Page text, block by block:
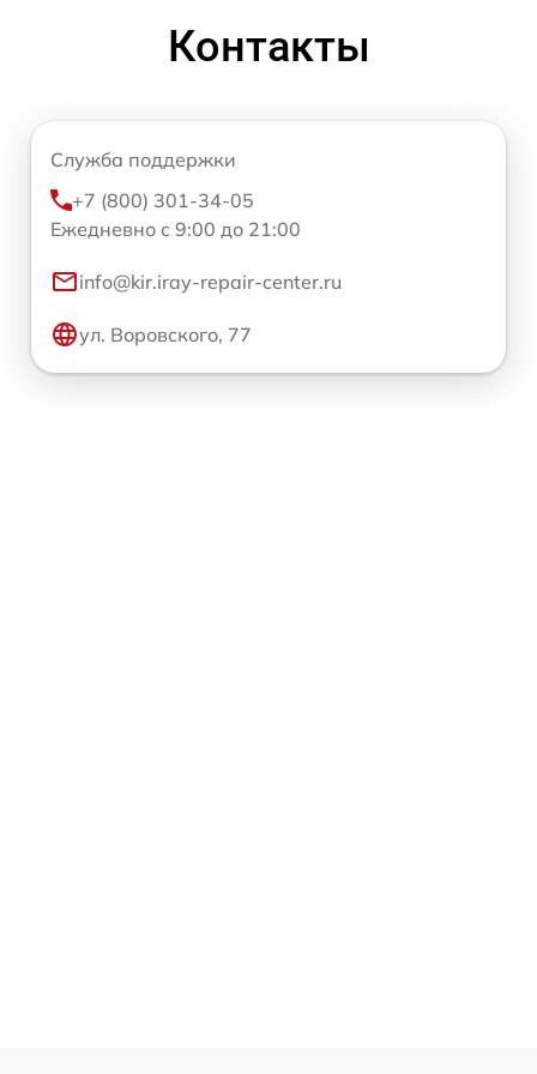
Контакты
Служба поддержки
+7 (800) 301-34-05
Ежедневно с 9:00 до 21:00
info@kir.iray-repair-center.ru
ул. Воровского, 77